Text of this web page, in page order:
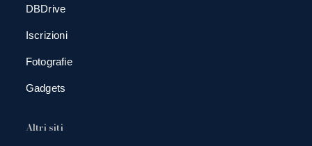
DBDrive
Iscrizioni
Fotografie
Gadgets
Altri siti